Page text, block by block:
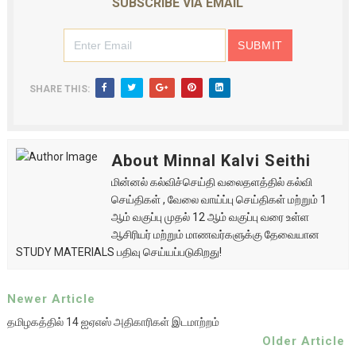
SHARE THIS:
About Minnal Kalvi Seithi
மின்னல் கல்விச்செய்தி வலைதளத்தில் கல்வி
செய்திகள் , வேலை வாய்ப்பு செய்திகள் மற்றும் 1
ஆம் வகுப்பு முதல் 12 ஆம் வகுப்பு வரை உள்ள
ஆசிரியர் மற்றும் மாணவர்களுக்கு தேவையான
STUDY MATERIALS பதிவு செய்யப்படுகிறது!
Newer Article
தமிழகத்தில் 14 ஐஏஎஸ் அதிகாரிகள் இடமாற்றம்
Older Article